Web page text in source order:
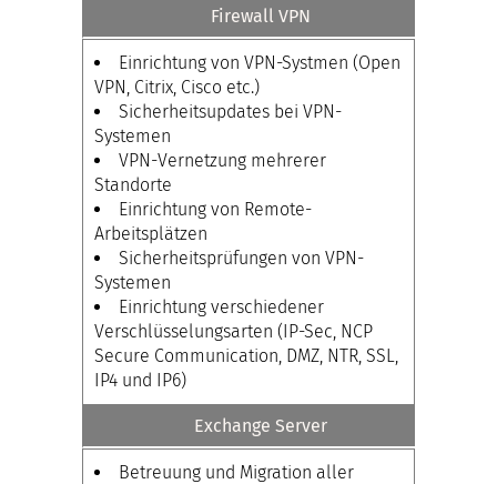
Firewall VPN
Einrichtung von VPN-Systmen (Open
VPN, Citrix, Cisco etc.)
Sicherheitsupdates bei VPN-
Systemen
VPN-Vernetzung mehrerer
Standorte
Einrichtung von Remote-
Arbeitsplätzen
Sicherheitsprüfungen von VPN-
Systemen
Einrichtung verschiedener
Verschlüsselungsarten (IP-Sec, NCP
Secure Communication, DMZ, NTR, SSL,
IP4 und IP6)
Exchange Server
Betreuung und Migration aller